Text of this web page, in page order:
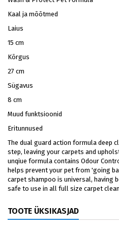
Kaal ja mõõtmed
Laius
15 cm
Kõrgus
27 cm
Sügavus
8 cm
Muud funktsioonid
Eritunnused
The dual guard action formula deep
step, leaving your carpets and
unqiue formula contains Odour
helps prevent your pet from 'going
carpet shampoo is universal, having
safe to use in all full size carpet
TOOTE ÜKSIKASJAD